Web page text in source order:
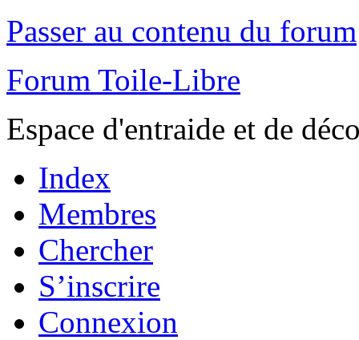
Passer au contenu du forum
Forum Toile-Libre
Espace d'entraide et de
Index
Membres
Chercher
S’inscrire
Connexion